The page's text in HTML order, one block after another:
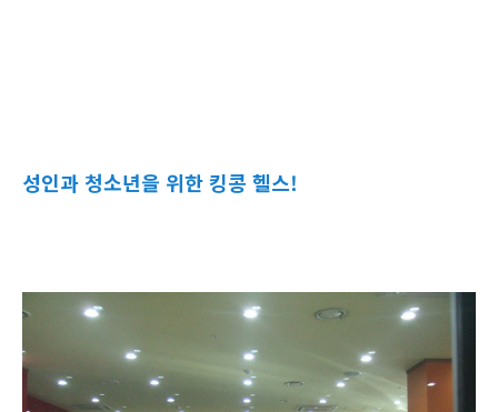
성인과 청소년을 위한 킹콩 헬스!